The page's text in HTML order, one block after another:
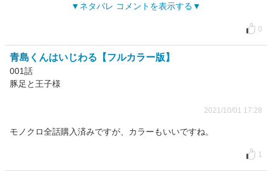
ネタバレ コメントを表示する
0
青島くんはいじわる【フルカラー版】
001話
豚足と王子様
2021/10/01 17:28
モノクロ全話購入済みですが、カラーもいいですね。
1